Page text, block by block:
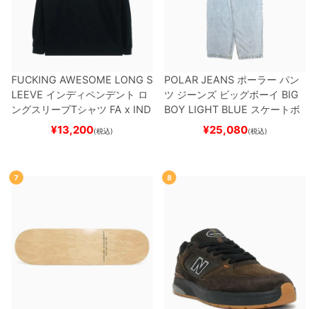
FUCKING AWESOME LONG S
LEEVE インディペンデント ロ
ングスリーブTシャツ FA x IND
EPENDENTHOSTAGE
スケートボード スケボー
¥13,200(税込)
POLAR JEANS ポーラー パン
ツ ジーンズ ビッグボーイ BIG
BOY LIGHT BLUE スケートボ
ード スケボー
¥25,080(税込)
7 8